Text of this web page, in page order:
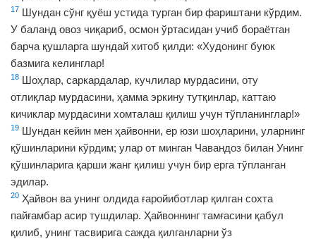
17 Шундан сўнг қуёш устида турган бир фариштани кўрдим.
У баланд овоз чиқариб, осмон ўртасидан учиб бораётган
барча қушларга шундай хитоб қилди: «Худонинг буюк
базмига келинглар!
18 Шоҳлар, саркардалар, кучлилар мурдасини, оту
отлиқлар мурдасини, ҳамма эркину тутқинлар, каттаю
кичиклар мурдасини хомталаш қилиш учун тўпланинглар!»
19 Шундан кейин мен ҳайвонни, ер юзи шоҳларини, уларнинг
қўшинларини кўрдим; улар от минган Чавандоз билан Унинг
қўшинларига қарши жанг қилиш учун бир ерга тўпланган
эдилар.
20 Ҳайвон ва унинг олдида ғаройиботлар қилган сохта
пайғамбар асир тушдилар. Ҳайвоннинг тамғасини қабул
қилиб, унинг тасвирига сажда қилганларни ўз